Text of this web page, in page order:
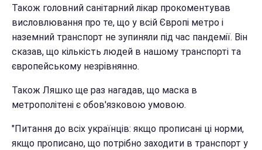
Також головний санітарний лікар прокоментував
висловлювання про те, що у всій Європі метро і
наземний транспорт не зупиняли під час пандемії. Він
сказав, що кількість людей в нашому транспорті та
європейському незрівнянно.
Також Ляшко ще раз нагадав, що маска в
метрополітені є обов'язковою умовою.
"Питання до всіх українців: якщо прописані ці норми,
якщо прописано, що потрібно заходити в транспорт у